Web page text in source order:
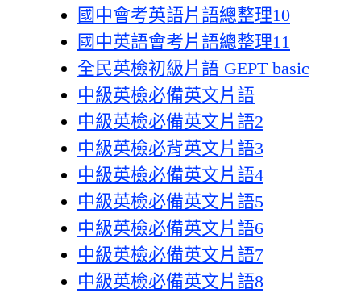
國中會考英語片語總整理10
國中英語會考片語總整理11
全民英檢初級片語 GEPT basic
中級英檢必備英文片語
中級英檢必備英文片語2
中級英檢必背英文片語3
中級英檢必備英文片語4
中級英檢必備英文片語5
中級英檢必備英文片語6
中級英檢必備英文片語7
中級英檢必備英文片語8